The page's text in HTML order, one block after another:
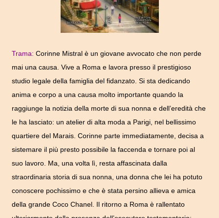
Trama: Corinne Mistral è un giovane avvocato che non perde
mai una causa. Vive a Roma e lavora presso il prestigioso
studio legale della famiglia del fidanzato. Si sta dedicando
anima e corpo a una causa molto importante quando la
raggiunge la notizia della morte di sua nonna e dell’eredità che
le ha lasciato: un atelier di alta moda a Parigi, nel bellissimo
quartiere del Marais. Corinne parte immediatamente, decisa a
sistemare il più presto possibile la faccenda e tornare poi al
suo lavoro. Ma, una volta lì, resta affascinata dalla
straordinaria storia di sua nonna, una donna che lei ha potuto
conoscere pochissimo e che è stata persino allieva e amica
della grande Coco Chanel. Il ritorno a Roma è rallentato